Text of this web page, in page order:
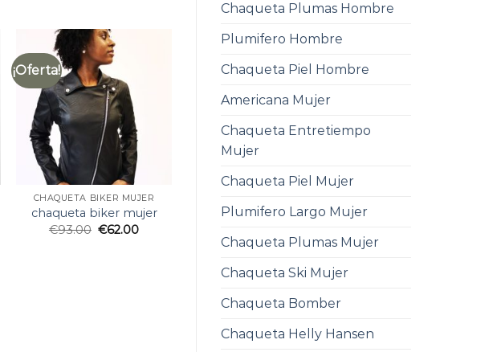
Chaqueta Plumas Hombre
Plumifero Hombre
Chaqueta Piel Hombre
Americana Mujer
Chaqueta Entretiempo
Mujer
Chaqueta Piel Mujer
Plumifero Largo Mujer
Chaqueta Plumas Mujer
Chaqueta Ski Mujer
Chaqueta Bomber
Chaqueta Helly Hansen
¡Oferta!
CHAQUETA BIKER MUJER
chaqueta biker mujer
€93.00 €62.00